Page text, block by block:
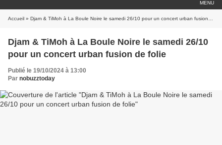
MENU
Accueil » Djam & TiMoh à La Boule Noire le samedi 26/10 pour un concert urban fusion de folie
Djam & TiMoh à La Boule Noire le samedi 26/10
pour un concert urban fusion de folie
Publié le 19/10/2024 à 13:00
Par nobuzztoday